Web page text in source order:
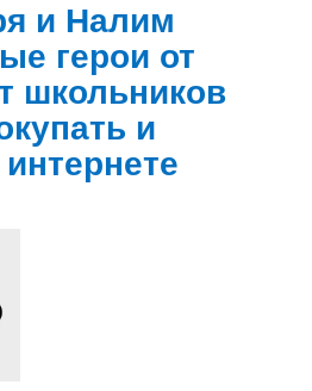
и Налим
герои от
школьников
и